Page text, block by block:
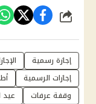
شارك
إجازة رسمية
إجازات الرسمية
وقفة عرفات
عيد